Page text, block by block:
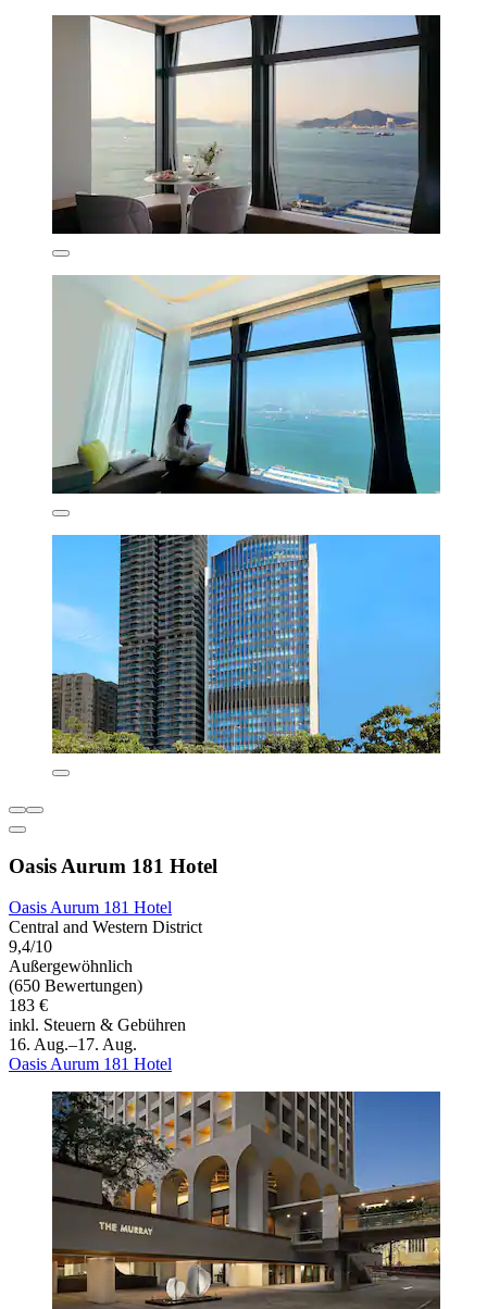
Oasis Aurum 181 Hotel
Oasis Aurum 181 Hotel
Central and Western District
9,4/10
Außergewöhnlich
(650 Bewertungen)
183 €
inkl. Steuern & Gebühren
16. Aug.–17. Aug.
Oasis Aurum 181 Hotel